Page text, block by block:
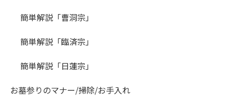
簡単解説「曹洞宗」
簡単解説「臨済宗」
簡単解説「日蓮宗」
お墓参りのマナー/掃除/お手入れ